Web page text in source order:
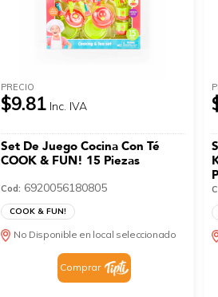
PRECIO
$9.81 Inc. IVA
Set De Juego Cocina Con Té
COOK & FUN! 15 Piezas
Cod: 6920056180805
COOK & FUN!
No Disponible en local seleccionado
Comprar